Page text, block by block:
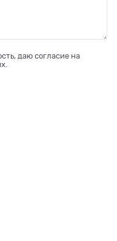
даю согласие на